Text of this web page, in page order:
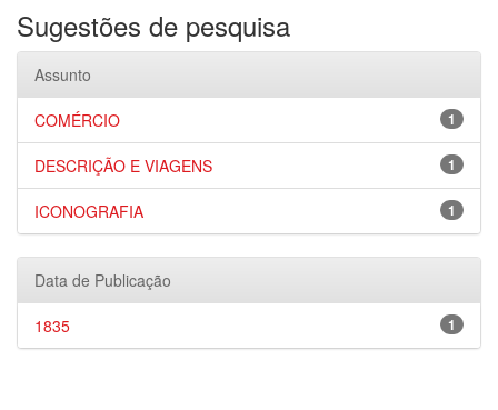
Sugestões de pesquisa
Assunto
1
COMÉRCIO
1
DESCRIÇÃO E VIAGENS
1
ICONOGRAFIA
Data de Publicação
1
1835